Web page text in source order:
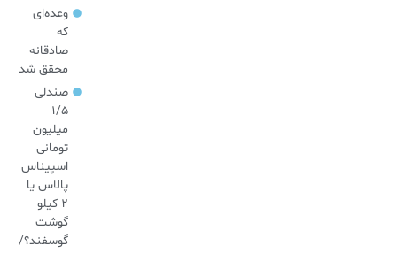
وعده‌ای
که
صادقانه
محقق شد
صندلی
۱/۵
میلیون
تومانی
اسپیناس
پالاس یا
۲ کیلو
گوشت
گوسفند؟/